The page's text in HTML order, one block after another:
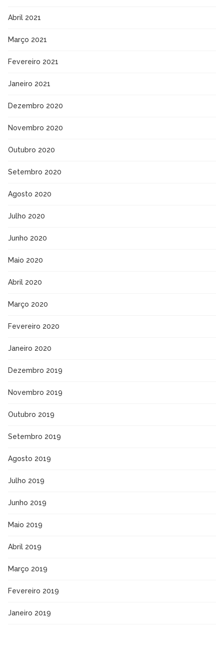
Abril 2021
Março 2021
Fevereiro 2021
Janeiro 2021
Dezembro 2020
Novembro 2020
Outubro 2020
Setembro 2020
Agosto 2020
Julho 2020
Junho 2020
Maio 2020
Abril 2020
Março 2020
Fevereiro 2020
Janeiro 2020
Dezembro 2019
Novembro 2019
Outubro 2019
Setembro 2019
Agosto 2019
Julho 2019
Junho 2019
Maio 2019
Abril 2019
Março 2019
Fevereiro 2019
Janeiro 2019